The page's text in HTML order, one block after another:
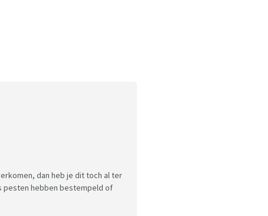
dan heb je dit toch al ter
pesten hebben bestempeld of